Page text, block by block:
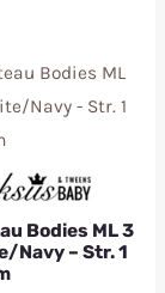
Bodies ML 3
Navy – Str. 1